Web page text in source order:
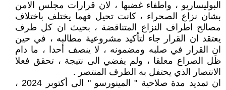
البوليساريو ، واطفاء غضبها ، لان قرارات مجلس الامن
بشان نزاع الصحراء ، كانت تحيل فهما يختلف باختلاف
مصالح اطراف النزاع المتناقضة ، بحيث ان كل طرف
يعتقد ان القرار جاء لتأكيد مشروعية مطالبه ، في حين
ان القرار في صلبه ومضمونه ، لا ينصف أحدا ، ما دام
ظَل الصراع معلقا ، ولم يفضي الى نتيجة ، تحقق فعلا
الانتصار الذي يحتفل به الطرف المنتصر .
ان تمديد مدة صلاحية " المينورسو " الى أكتوبر 2024 ،